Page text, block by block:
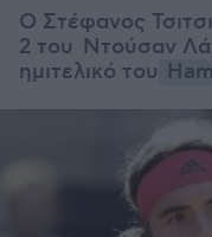
Ο Στέφανος
2 του Ντούσαν
ημιτελικό του